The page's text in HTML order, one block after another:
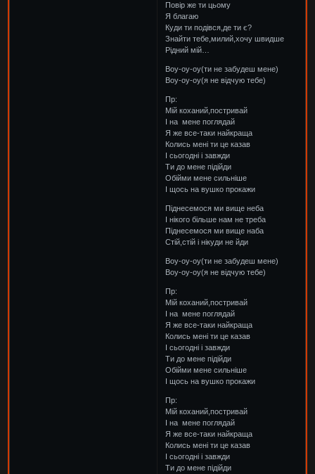
Повір же ти цьому
Я благаю
Куди ти подівся,де ти є?
Знайти тебе,милий,хочу швидше
Рідний мій…
Воу-оу-оу(ти не забудеш мене)
Воу-оу-оу(я не відчую тебе)
Пр:
Мій коханий,постривай
І на мене поглядай
Я же все-таки найкраща
Колись мені ти це казав
І сьогодні і завжди
Ти до мене підійди
Обійми мене сильніше
І щось на вушко прокажи
Піднесемося ми вище неба
І нікого більше нам не треба
Піднесемося ми вище наба
Стій,стій і нікуди не йди
Воу-оу-оу(ти не забудеш мене)
Воу-оу-оу(я не відчую тебе)
Пр:
Мій коханий,постривай
І на мене поглядай
Я же все-таки найкраща
Колись мені ти це казав
І сьогодні і завжди
Ти до мене підійди
Обійми мене сильніше
І щось на вушко прокажи
Пр:
Мій коханий,постривай
І на мене поглядай
Я же все-таки найкраща
Колись мені ти це казав
І сьогодні і завжди
Ти до мене підійди